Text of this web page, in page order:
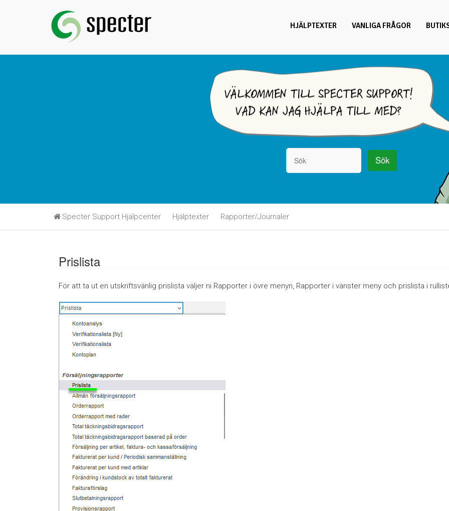
HJÄLPTEXTER VANLIGA FRÅGOR
Specter Support Hjälpcenter Hjälptexter Rapporter/Journaler
Prislista
För att ta ut en utskriftsvänlig prislista väljer ni Rapporter i övre menyn, Rapporter i vänster meny och prislista i